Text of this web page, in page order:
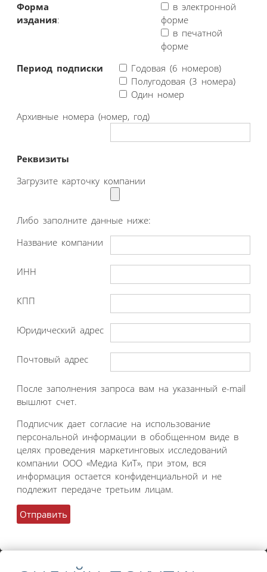
Форма
издания:
в электронной
форме
в печатной
форме
Период подписки
Годовая (6 номеров)
Полугодовая (3 номера)
Один номер
Архивные номера (номер, год)
Реквизиты
Загрузите карточку компании
Либо заполните данные ниже:
Название компании
ИНН
КПП
Юридический адрес
Почтовый адрес
После заполнения запроса вам на указанный e-mail
вышлют счет.
Подписчик дает согласие на использование
персональной информации в обобщенном виде в
целях проведения маркетинговых исследований
компании ООО «Медиа КиТ», при этом, вся
информация остается конфиденциальной и не
подлежит передаче третьим лицам.